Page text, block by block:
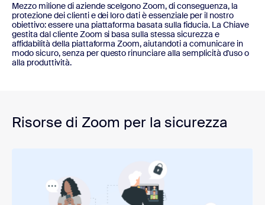
Mezzo milione di aziende scelgono Zoom, di conseguenza, la
protezione dei clienti e dei loro dati è essenziale per il nostro
obiettivo: essere una piattaforma basata sulla fiducia. La Chiave
gestita dal cliente Zoom si basa sulla stessa sicurezza e
affidabilità della piattaforma Zoom, aiutandoti a comunicare in
modo sicuro, senza per questo rinunciare alla semplicità d'uso o
alla produttività.
Risorse di Zoom per la sicurezza